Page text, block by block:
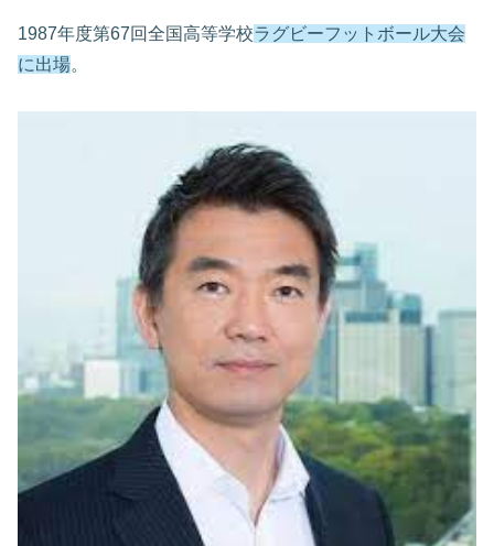
1987年度第67回全国高等学校ラグビーフットボール大会
に出場。